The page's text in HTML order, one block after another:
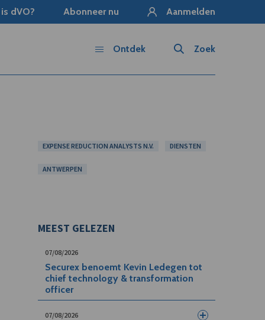
dVO? Abonneer nu Aanmelden
Zoek
Ontdek
EXPENSE REDUCTION ANALYSTS N.V. DIENSTEN
ANTWERPEN
MEEST GELEZEN
07/08/2026
Securex benoemt Kevin Ledegen tot
chief technology & transformation
officer
07/08/2026